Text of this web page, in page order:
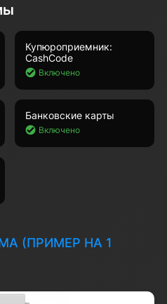
Купюроприемник:
CashCode
Включено
Банковские карты
Включено
(ПРИМЕР НА 1